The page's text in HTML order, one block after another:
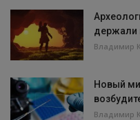
держали
Владимир К.
Новый
Владимир К.